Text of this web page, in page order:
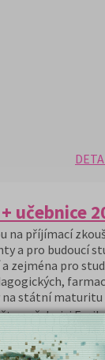
učebnice
příjímací
a pro budoucí
zejména pro
státní maturitu
učebnici